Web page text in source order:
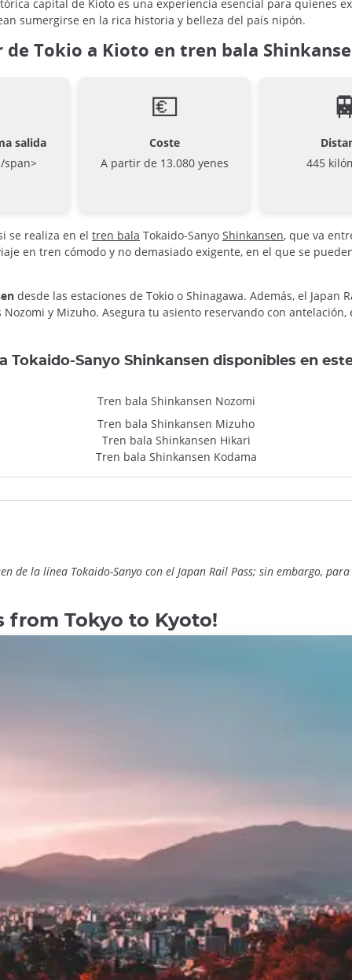
capital de Kioto es una experiencia esencial para quienes
sumergirse en la rica historia y belleza del país nipón.
de Tokio a Kioto en tren bala
salida
span>
💶
Coste
A partir de 13.080 yenes
445
se realiza en el tren bala Tokaido-Sanyo Shinkansen, que va
en tren cómodo y no demasiado exigente, en el que se
desde las estaciones de Tokio o Shinagawa. Además, el
y Mizuho. Asegura tu asiento reservando con
Tokaido-Sanyo Shinkansen disponibles en
Tren bala Shinkansen Nozomi
Tren bala Shinkansen Mizuho
Tren bala Shinkansen Hikari
Tren bala Shinkansen Kodama
de la línea Tokaido-Sanyo con el Japan Rail Pass; sin embargo,
from Tokyo to Kyoto!